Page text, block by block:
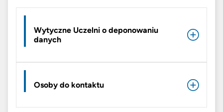
Wytyczne Uczelni o deponowaniu
danych
Osoby do kontaktu